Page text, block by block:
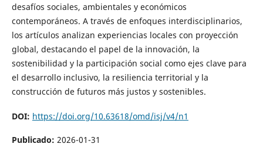
desafíos sociales, ambientales y económicos
contemporáneos. A través de enfoques interdisciplinarios,
los artículos analizan experiencias locales con proyección
global, destacando el papel de la innovación, la
sostenibilidad y la participación social como ejes clave para
el desarrollo inclusivo, la resiliencia territorial y la
construcción de futuros más justos y sostenibles.
DOI: https://doi.org/10.63618/omd/isj/v4/n1
Publicado: 2026-01-31